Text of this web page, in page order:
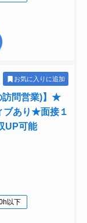
お気に入りに追加
訪問営業)】★
ブあり★面接１
UP可能
以下